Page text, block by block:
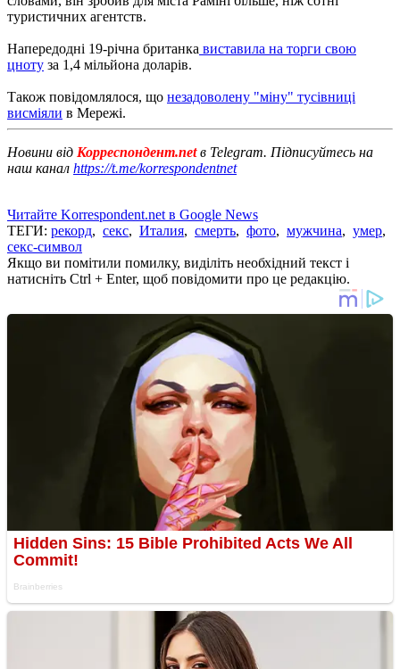
туристичних агентств.
Напередодні 19-річна британка виставила на торги свою
цноту за 1,4 мільйона доларів.
Також повідомлялося, що незадоволену "міну" тусівниці
висміяли в Мережі.
Новини від Корреспондент.netв Telegram. Підписуйтесь на
наш канал https://t.me/korrespondentnet
Читайте Korrespondent.net в Google News
ТЕГИ: рекорд, секс, Италия, смерть, фото, мужчина, умер,
секс-символ
Якщо ви помітили помилку, виділіть необхідний текст і
натисніть Ctrl + Enter, щоб повідомити про це редакцію.